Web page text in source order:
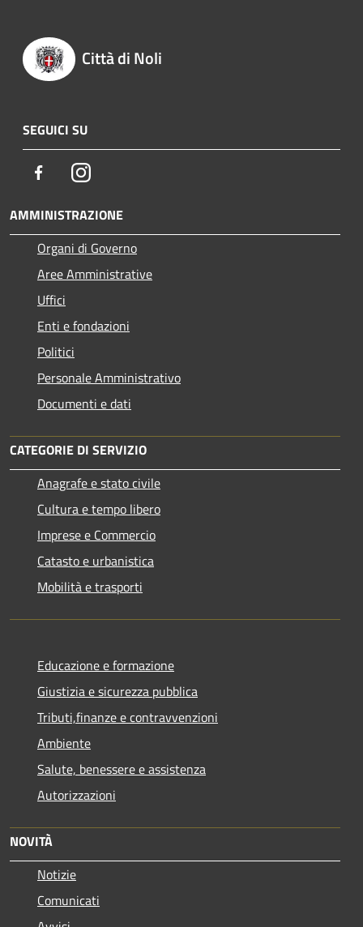
Città di Noli
SEGUICI SU
FacebookInstagram
AMMINISTRAZIONE
Organi di Governo
Aree Amministrative
Uffici
Enti e fondazioni
Politici
Personale Amministrativo
Documenti e dati
CATEGORIE DI SERVIZIO
Anagrafe e stato civile
Cultura e tempo libero
Imprese e Commercio
Catasto e urbanistica
Mobilità e trasporti
Educazione e formazione
Giustizia e sicurezza pubblica
Tributi,finanze e contravvenzioni
Ambiente
Salute, benessere e assistenza
Autorizzazioni
NOVITÀ
Notizie
Comunicati